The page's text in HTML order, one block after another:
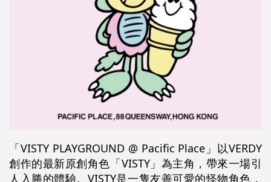
「VISTY PLAYGROUND @ Pacific Place」以VERDY
創作的最新原創角色「VISTY」為主角，帶來一場引
人入勝的體驗。VISTY是一隻友善可愛的怪物角色，